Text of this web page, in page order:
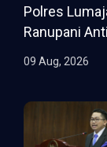
Polres
Ranupani
09 Aug, 2026